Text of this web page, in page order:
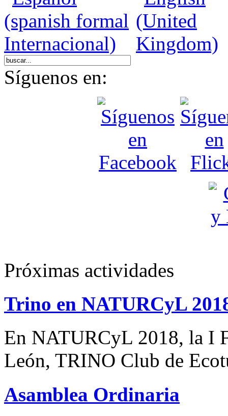
Síguenos en:
Próximas actividades
Trino en NATURCyL
En NATURCyL 2018, la I
León, TRINO Club de
Asamblea Ordinaria